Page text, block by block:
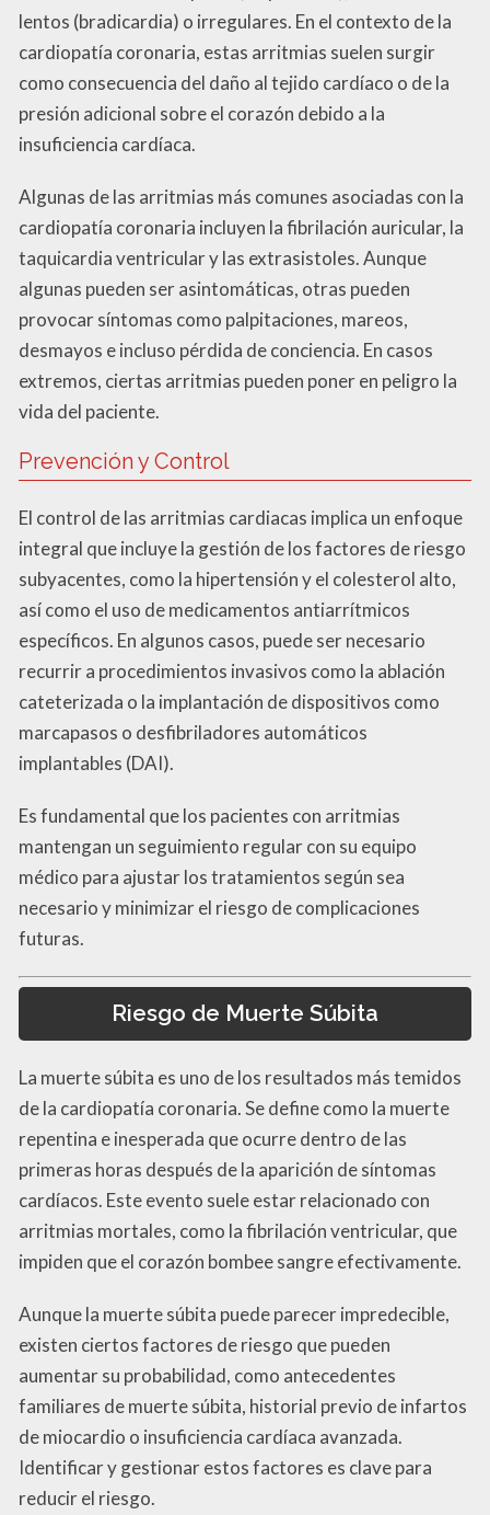
lentos (bradicardia) o irregulares. En el contexto de la
cardiopatía coronaria, estas arritmias suelen surgir
como consecuencia del daño al tejido cardíaco o de la
presión adicional sobre el corazón debido a la
insuficiencia cardíaca.
Algunas de las arritmias más comunes asociadas con la
cardiopatía coronaria incluyen la fibrilación auricular, la
taquicardia ventricular y las extrasistoles. Aunque
algunas pueden ser asintomáticas, otras pueden
provocar síntomas como palpitaciones, mareos,
desmayos e incluso pérdida de conciencia. En casos
extremos, ciertas arritmias pueden poner en peligro la
vida del paciente.
Prevención y Control
El control de las arritmias cardiacas implica un enfoque
integral que incluye la gestión de los factores de riesgo
subyacentes, como la hipertensión y el colesterol alto,
así como el uso de medicamentos antiarrítmicos
específicos. En algunos casos, puede ser necesario
recurrir a procedimientos invasivos como la ablación
cateterizada o la implantación de dispositivos como
marcapasos o desfibriladores automáticos
implantables (DAI).
Es fundamental que los pacientes con arritmias
mantengan un seguimiento regular con su equipo
médico para ajustar los tratamientos según sea
necesario y minimizar el riesgo de complicaciones
futuras.
Riesgo de Muerte Súbita
La muerte súbita es uno de los resultados más temidos
de la cardiopatía coronaria. Se define como la muerte
repentina e inesperada que ocurre dentro de las
primeras horas después de la aparición de síntomas
cardíacos. Este evento suele estar relacionado con
arritmias mortales, como la fibrilación ventricular, que
impiden que el corazón bombee sangre efectivamente.
Aunque la muerte súbita puede parecer impredecible,
existen ciertos factores de riesgo que pueden
aumentar su probabilidad, como antecedentes
familiares de muerte súbita, historial previo de infartos
de miocardio o insuficiencia cardíaca avanzada.
Identificar y gestionar estos factores es clave para
reducir el riesgo.